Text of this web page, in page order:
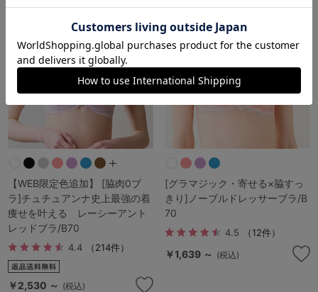
【WEB限定色追加】 [脇肉0ブ
ラ]チュチュアンナ史上最強の着
痩せを叶える レーシーアント
レッドブラ/B70
4.4 （214件）
￥2,530 ～ (税込)
[グラマジック・寄せる×脇すっ
きり]ノーブルドレッサーブラ/B
70
4.5 （12件）
￥1,639 ～ (税込)